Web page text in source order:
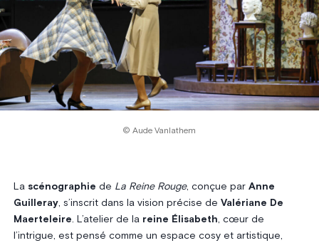
© Aude Vanlathem
La scénographie de La Reine Rouge, conçue par Anne
Guilleray, s’inscrit dans la vision précise de Valériane De
Maerteleire. L’atelier de la reine Élisabeth, cœur de
l’intrigue, est pensé comme un espace cosy et artistique,